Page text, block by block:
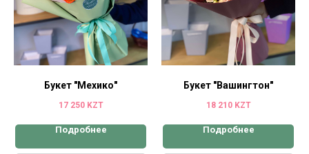
Букет "Мехико"
17 250 KZT
Подробнее
Букет "Вашингтон"
18 210 KZT
Подробнее